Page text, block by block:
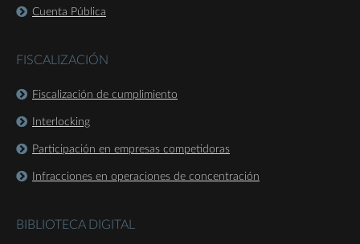
Cuenta Pública
FISCALIZACIÓN
Fiscalización de cumplimiento
Interlocking
Participación en empresas competidoras
Infracciones en operaciones de concentración
BIBLIOTECA DIGITAL